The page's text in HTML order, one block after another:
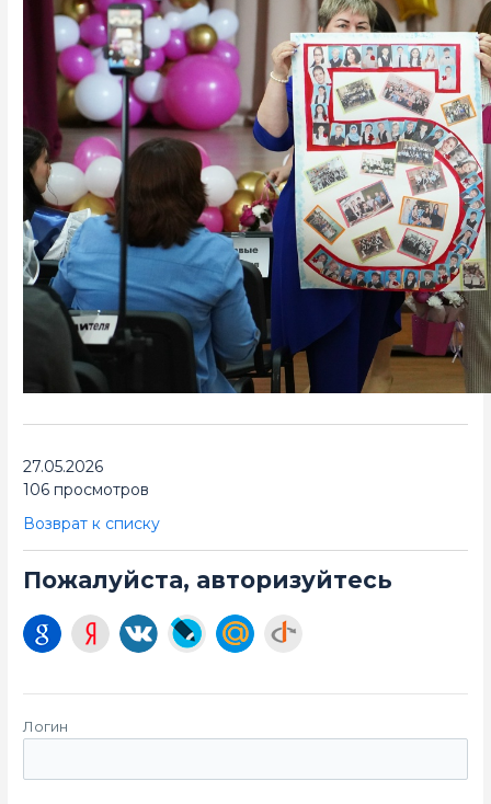
27.05.2026
106 просмотров
Возврат к списку
Пожалуйста, авторизуйтесь
Логин